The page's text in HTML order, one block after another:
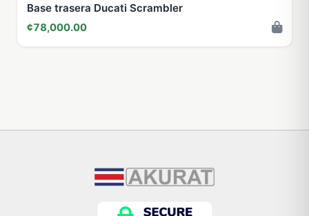
Base trasera Ducati Scrambler
¢78,000.00